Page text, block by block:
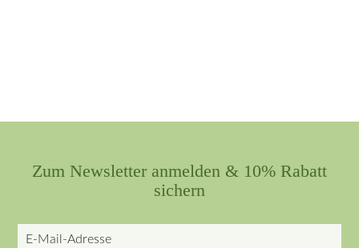
Zum Newsletter anmelden & 10% Rabatt
sichern
E-